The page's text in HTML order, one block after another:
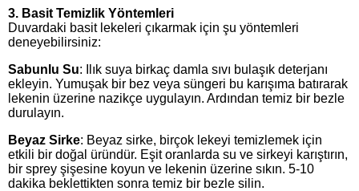
3. Basit Temizlik Yöntemleri
Duvardaki basit lekeleri çıkarmak için şu yöntemleri
deneyebilirsiniz:
Sabunlu Su: Ilık suya birkaç damla sıvı bulaşık deterjanı
ekleyin. Yumuşak bir bez veya süngeri bu karışıma batırarak
lekenin üzerine nazikçe uygulayın. Ardından temiz bir bezle
durulayın.
Beyaz Sirke: Beyaz sirke, birçok lekeyi temizlemek için
etkili bir doğal üründür. Eşit oranlarda su ve sirkeyi karıştırın,
bir sprey şişesine koyun ve lekenin üzerine sıkın. 5-10
dakika beklettikten sonra temiz bir bezle silin.